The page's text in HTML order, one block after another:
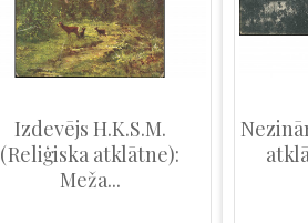
Izdevējs H.K.S.M.
(Reliģiska atklātne):
Meža...